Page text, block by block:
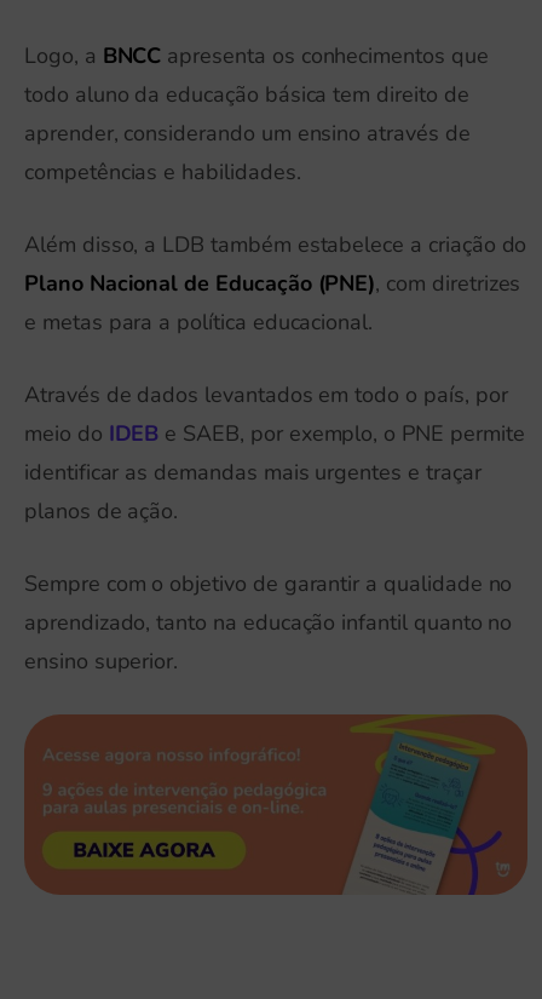
Logo, a BNCC apresenta os conhecimentos que
todo aluno da educação básica tem direito de
aprender, considerando um ensino através de
competências e habilidades.
Além disso, a LDB também estabelece a criação do
Plano Nacional de Educação (PNE), com diretrizes
e metas para a política educacional.
Através de dados levantados em todo o país, por
meio do IDEB e SAEB, por exemplo, o PNE permite
identificar as demandas mais urgentes e traçar
planos de ação.
Sempre com o objetivo de garantir a qualidade no
aprendizado, tanto na educação infantil quanto no
ensino superior.